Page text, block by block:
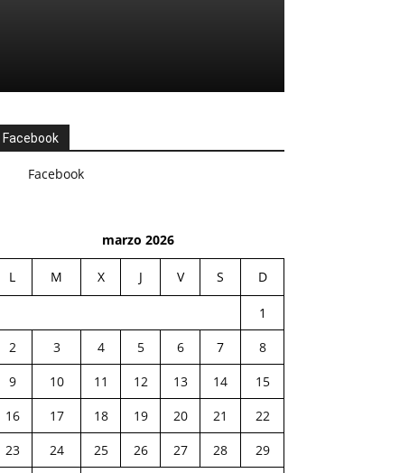
Facebook
Facebook
marzo 2026
L M X J V S D
1
2
3 4 5 6 7
8
9
10 11 12 13 14
15
16
17 18 19 20 21
22
23
24 25 26 27 28
29